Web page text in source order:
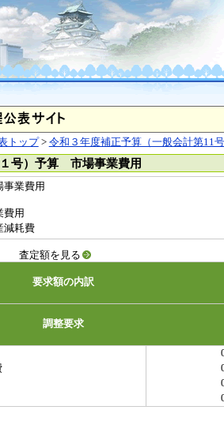
トップ> 令和３年度補正予算（一般会計第11
号）予算 市場事業費用
事業費用
費用
減耗費
査定額を見る
要求額の内訳
調整要求